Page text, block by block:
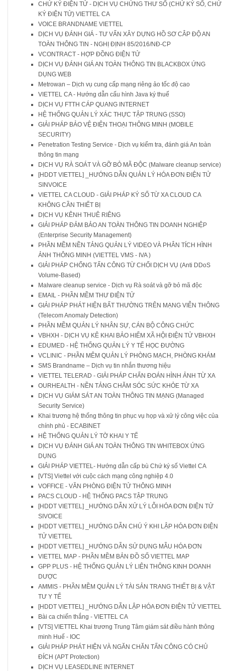
CHỨ KÝ ĐIỆN TỬ - DỊCH VỤ CHỨNG THƯ SỐ (CHỨ KÝ SỐ, CHỨ
KÝ ĐIỆN TỬ) VIETTEL CA
VOICE BRANDNAME VIETTEL
DỊCH VỤ ĐÁNH GIÁ - TƯ VẤN XÂY DỰNG HỒ SƠ CÂP ĐỘ AN
TOÀN THÔNG TIN - NGHỊ ĐỊNH 85/2016/NĐ-CP
VCONTRACT - HỢP ĐỒNG ĐIỆN TỬ
DỊCH VỤ ĐÁNH GIÁ AN TOÀN THÔNG TIN BLACKBOX ỨNG
DỤNG WEB
Metrowan – Dịch vụ cung cấp mạng riêng ảo tốc độ cao
VIETTEL CA - Hướng dẫn cấu hình Java ký thuế
DỊCH VỤ FTTH CÁP QUANG INTERNET
HỆ THỐNG QUẢN LÝ XÁC THỰC TẬP TRUNG (SSO)
GIẢI PHÁP BẢO VỆ ĐIỆN THOẠI THÔNG MINH (MOBILE
SECURITY)
Penetration Testing Service - Dịch vụ kiểm tra, đánh giá An toàn
thông tin mạng
DỊCH VỤ RÀ SOÁT VÀ GỠ BỎ MÃ ĐỘC (Malware cleanup service)
[HDDT VIETTEL] _HƯỚNG DẪN QUẢN LÝ HÓA ĐƠN ĐIỆN TỬ
SINVOICE
VIETTEL CA CLOUD - GIẢI PHÁP KÝ SỐ TỪ XA CLOUD CA
KHÔNG CẦN THIẾT BỊ
DỊCH VỤ KÊNH THUÊ RIÊNG
GIẢI PHÁP ĐẢM BẢO AN TOÀN THÔNG TIN DOANH NGHIỆP
(Enterprise Security Management)
PHẦN MỀM NỀN TẢNG QUẢN LÝ VIDEO VÀ PHÂN TÍCH HÌNH
ẢNH THÔNG MINH (VIETTEL VMS - IVA )
GIẢI PHÁP CHỐNG TẤN CÔNG TỪ CHỐI DỊCH VỤ (Anti DDoS
Volume-Based)
Malware cleanup service - Dịch vụ Rà soát và gỡ bỏ mã độc
EMAIL - PHẦN MỀM THƯ ĐIỆN TỬ
GIẢI PHÁP PHÁT HIỆN BẤT THƯỜNG TRÊN MẠNG VIỄN THÔNG
(Telecom Anomaly Detection)
PHẦN MỀM QUẢN LÝ NHÂN SỰ, CÁN BỘ CÔNG CHỨC
VBHXH - DỊCH VỤ KÊ KHAI BẢO HIỂM XÃ HỘI ĐIỆN TỬ VBHXH
EDUMED - HỆ THỐNG QUẢN LÝ Y TẾ HỌC ĐƯỜNG
VCLINIC - PHẦN MÊM QUẢN LÝ PHÒNG MẠCH, PHÒNG KHÁM
SMS Brandname – Dịch vụ tin nhắn thương hiệu
VIETTEL TELERAD - GIẢI PHÁP CHẨN ĐOÁN HÌNH ẢNH TỪ XA
OURHEALTH - NỀN TẢNG CHĂM SÓC SỨC KHỎE TỪ XA
DỊCH VỤ GIÁM SÁT AN TOÀN THÔNG TIN MẠNG (Managed
Security Service)
Khai trương hệ thống thông tin phục vụ họp và xử lý công việc của
chính phủ - ECABINET
HỆ THỐNG QUẢN LÝ TỜ KHAI Y TẾ
DỊCH VỤ ĐÁNH GIÁ AN TOÀN THÔNG TIN WHITEBOX ỨNG
DỤNG
GIẢI PHÁP VIETTEL- Hướng dẫn cấp bù Chứ ký số Viettel CA
[VTS] Viettel với cuộc cách mạng công nghiệp 4.0
VOFFICE - VĂN PHÒNG ĐIỆN TỬ THÔNG MINH
PACS CLOUD - HỆ THỐNG PACS TẬP TRUNG
[HDDT VIETTEL] _HƯỚNG DẪN XỬ LÝ LỖI HÓA ĐƠN ĐIỆN TỬ
SIVOICE
[HDDT VIETTEL] _HƯỚNG DẪN CHÚ Ý KHI LẬP HÓA ĐƠN ĐIỆN
TỬ VIETTEL
[HDDT VIETTEL] _HƯỚNG DẪN SỬ DỤNG MẪU HÓA ĐƠN
VIETTEL MAP - PHẦN MỀM BẢN ĐỒ SỐ VIETTEL MAP
GPP PLUS - HỆ THỐNG QUẢN LÝ LIÊN THÔNG KINH DOANH
DƯỢC
AMMIS - PHẦN MỀM QUẢN LÝ TÀI SẢN TRANG THIẾT BỊ & VẬT
TƯ Y TẾ
[HDDT VIETTEL] _HƯỚNG DẪN LẬP HÓA ĐƠN ĐIỆN TỬ VIETTEL
Bài ca chiến thắng - VIETTEL CA
[VTS] VIETTEL Khai trương Trung Tâm giám sát điều hành thông
minh Huế - IOC
GIẢI PHÁP PHÁT HIỆN VÀ NGĂN CHĂN TẤN CÔNG CÓ CHỦ
ĐÍCH (APT Protection)
DỊCH VỤ LEASEDLINE INTERNET